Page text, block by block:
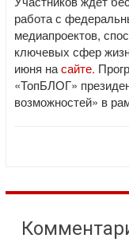
работа с
медиапроектов,
ключевых сфер
июня насайте.
«ТопБЛОГ»
возможностей» в